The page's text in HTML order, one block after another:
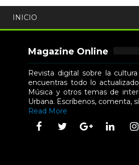
INICIO
Magazine Online
Revista digital sobre la
encuentras todo lo
Música y otros temas de
Urbana. Escríbenos, comenta,
Read More